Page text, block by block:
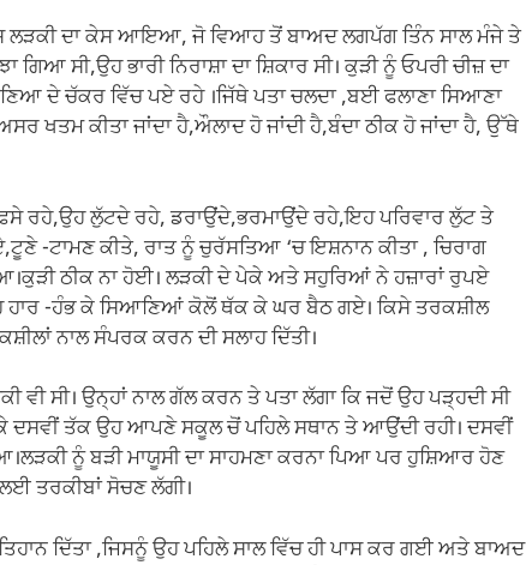
ਲੜਕੀ ਦਾ ਕੇਸ ਆਇਆ, ਜੋ ਵਿਆਹ ਤੋਂ ਬਾਅਦ ਲਗਪੱਗ ਤਿੰਨ ਸਾਲ ਮੰਜੇ ਤੇ
ਸੀ,ਉਹ ਭਾਰੀ ਨਿਰਾਸ਼ਾ ਦਾ ਸ਼ਿਕਾਰ ਸੀ। ਕੁੜੀ ਨੂੰ ਓਪਰੀ ਚੀਜ਼ ਦਾ
ਦੇ ਚੱਕਰ ਵਿੱਚ ਪਏ ਰਹੇ ।ਜਿੱਥੇ ਪਤਾ ਚਲਦਾ ,ਬਈ ਫਲਾਣਾ ਸਿਆਣਾ
ਖਤਮ ਕੀਤਾ ਜਾਂਦਾ ਹੈ,ਔਲਾਦ ਹੋ ਜਾਂਦੀ ਹੈ,ਬੰਦਾ ਠੀਕ ਹੋ ਜਾਂਦਾ ਹੈ, ਉੱਥੇ
ਰਹੇ,ਉਹ ਲੁੱਟਦੇ ਰਹੇ, ਡਰਾਉਂਦੇ,ਭਰਮਾਉਂਦੇ ਰਹੇ,ਇਹ ਪਰਿਵਾਰ ਲੁੱਟ ਤੇ
-ਟਾਮਣ ਕੀਤੇ, ਰਾਤ ਨੂੰ ਚੁਰੱਸਤਿਆ ‘ਚ ਇਸ਼ਨਾਨ ਕੀਤਾ , ਚਿਰਾਗ
ਠੀਕ ਨਾ ਹੋਈ। ਲੜਕੀ ਦੇ ਪੇਕੇ ਅਤੇ ਸਹੁਰਿਆਂ ਨੇ ਹਜ਼ਾਰਾਂ ਰੁਪਏ
-ਹੰਭ ਕੇ ਸਿਆਣਿਆਂ ਕੋਲੋਂ ਥੱਕ ਕੇ ਘਰ ਬੈਠ ਗਏ। ਕਿਸੇ ਤਰਕਸ਼ੀਲ
ਨਾਲ ਸੰਪਰਕ ਕਰਨ ਦੀ ਸਲਾਹ ਦਿੱਤੀ।
ਵੀ ਸੀ। ਉਨ੍ਹਾਂ ਨਾਲ ਗੱਲ ਕਰਨ ਤੇ ਪਤਾ ਲੱਗਾ ਕਿ ਜਦੋਂ ਉਹ ਪੜ੍ਹਦੀ ਸੀ
ਦਸਵੀਂ ਤੱਕ ਉਹ ਆਪਣੇ ਸਕੂਲ ਚੋਂ ਪਹਿਲੇ ਸਥਾਨ ਤੇ ਆਉਂਦੀ ਰਹੀ। ਦਸਵੀਂ
ਨੂੰ ਬੜੀ ਮਾਯੂਸੀ ਦਾ ਸਾਹਮਣਾ ਕਰਨਾ ਪਿਆ ਪਰ ਹੁਸ਼ਿਆਰ ਹੋਣ
ਤਰਕੀਬਾਂ ਸੋਚਣ ਲੱਗੀ।
ਦਿੱਤਾ ,ਜਿਸਨੂੰ ਉਹ ਪਹਿਲੇ ਸਾਲ ਵਿੱਚ ਹੀ ਪਾਸ ਕਰ ਗਈ ਅਤੇ ਬਾਅਦ